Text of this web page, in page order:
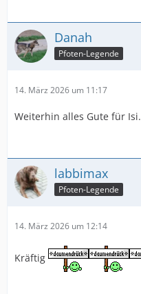
Danah
Pfoten-Legende
14. März 2026 um 11:17
Weiterhin alles Gute für Isi.
labbimax
Pfoten-Legende
14. März 2026 um 12:14
Kräftig